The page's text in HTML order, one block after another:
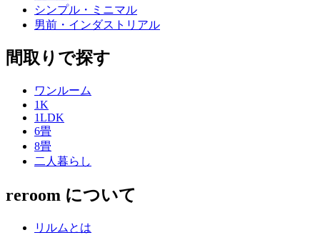
シンプル・ミニマル
男前・インダストリアル
間取りで探す
ワンルーム
1K
1LDK
6畳
8畳
二人暮らし
reroom について
リルムとは